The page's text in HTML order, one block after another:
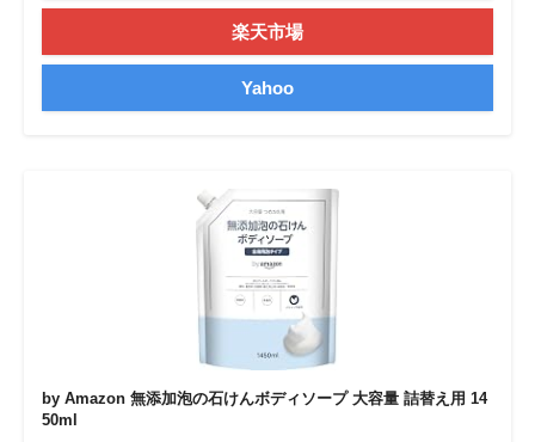
楽天市場
Yahoo
by Amazon 無添加泡の石けんボディソープ 大容量 詰替え用 14
50ml